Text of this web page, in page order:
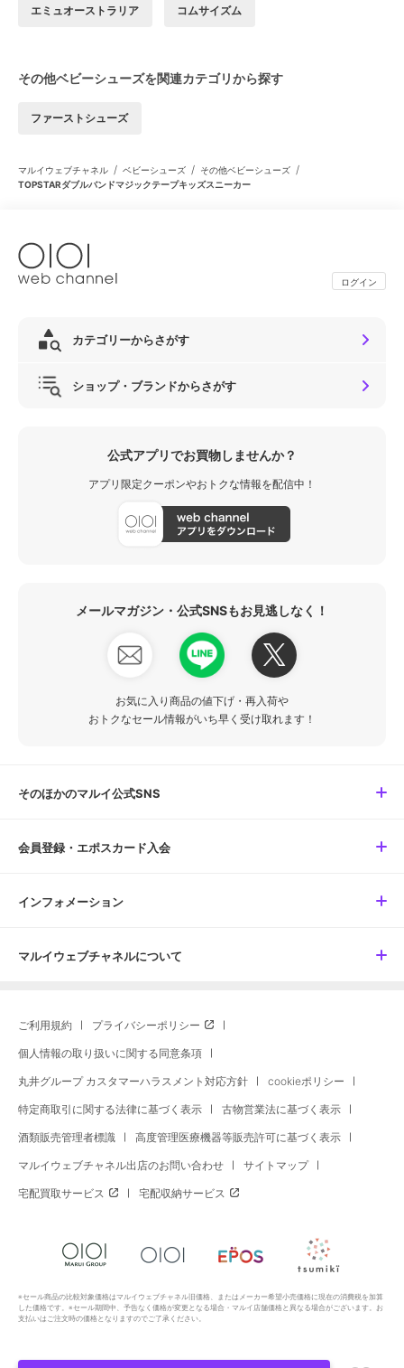
エミュオーストラリア コムサイズム
その他ベビーシューズを関連カテゴリから探す
ファーストシューズ
マルイウェブチャネル / ベビーシューズ / その他ベビーシューズ /
TOPSTARダブルバンドマジックテープキッズスニーカー
ログイン
カテゴリーからさがす
ショップ・ブランドからさがす
公式アプリでお買物しませんか？
アプリ限定クーポンやおトクな情報を配信中！
メールマガジン・公式SNSもお見逃しなく！
お気に入り商品の値下げ・再入荷や
おトクなセール情報がいち早く受け取れます！
そのほかのマルイ公式SNS
会員登録・エポスカード入会
インフォメーション
マルイウェブチャネルについて
ご利用規約 プライバシーポリシー
個人情報の取り扱いに関する同意条項
丸井グループ カスタマーハラスメント対応方針 cookieポリシー
特定商取引に関する法律に基づく表示 古物営業法に基づく表示
酒類販売管理者標識 高度管理医療機器等販売許可に基づく表示
マルイウェブチャネル出店のお問い合わせ サイトマップ
宅配買取サービス 宅配収納サービス
※セール商品の比較対象価格はマルイウェブチャネル旧価格、またはメーカー希望小売価格に現在の消費税を加算
した価格です。※セール期間中、予告なく価格が変更となる場合・マルイ店舗価格と異なる場合がございます。お
支払いはご注文時の価格となりますのでご了承ください。